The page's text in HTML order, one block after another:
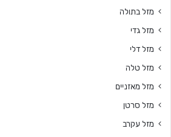
מזל בתולה
מזל גדי
מזל דלי
מזל טלה
מזל מאזניים
מזל סרטן
מזל עקרב